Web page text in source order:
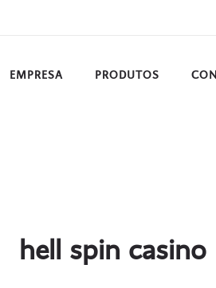
EMPRESA PRODUTOS
hell spin casino